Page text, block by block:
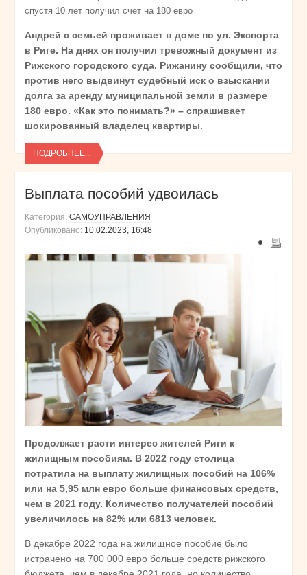
спустя 10 лет получил счет на 180 евро
Андрей с семьей проживает в доме по ул. Экспорта
в Риге. На днях он получил тревожный документ из
Рижского городского суда. Рижанину сообщили, что
против него выдвинут судебный иск о взыскании
долга за аренду муниципальной земли в размере
180 евро. «Как это понимать?» – спрашивает
шокированный владелец квартиры.
ПОДРОБНЕЕ...
Выплата пособий удвоилась
Категория: САМОУПРАВЛЕНИЯ
Опубликовано: 10.02.2023, 16:48
Продолжает расти интерес жителей Риги к
жилищным пособиям. В 2022 году столица
потратила на выплату жилищных пособий на 106%
или на 5,95 млн евро больше финансовых средств,
чем в 2021 году. Количество получателей пособий
увеличилось на 82% или 6813 человек.
В декабре 2022 года на жилищное пособие было
истрачено на 700 000 евро больше средств рижского